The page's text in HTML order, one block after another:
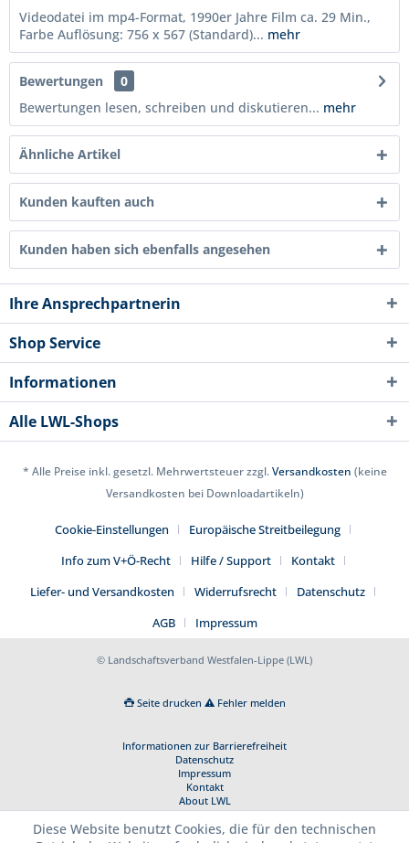
Videodatei im mp4-Format, 1990er Jahre Film ca. 29 Min.,
Farbe Auflösung: 756 x 567 (Standard)... mehr
Bewertungen
0
Bewertungen lesen, schreiben und diskutieren... mehr
Ähnliche Artikel
Kunden kauften auch
Kunden haben sich ebenfalls angesehen
Ihre Ansprechpartnerin
Shop Service
Informationen
Alle LWL-Shops
* Alle Preise inkl. gesetzl. Mehrwertsteuer zzgl.Versandkosten (keine
Versandkosten bei Downloadartikeln)
Cookie-Einstellungen
Europäische Streitbeilegung
Info zum V+Ö-Recht
Hilfe / Support
Kontakt
Liefer- und Versandkosten
Widerrufsrecht
Datenschutz
AGB
Impressum
© Landschaftsverband Westfalen-Lippe (LWL)
Seite drucken Fehler melden
Informationen zur Barrierefreiheit
Datenschutz
Impressum
Kontakt
About LWL
Diese Website benutzt Cookies, die für den technischen